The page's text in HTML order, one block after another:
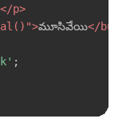
</p>
( ) ">మూసివేయి</
;